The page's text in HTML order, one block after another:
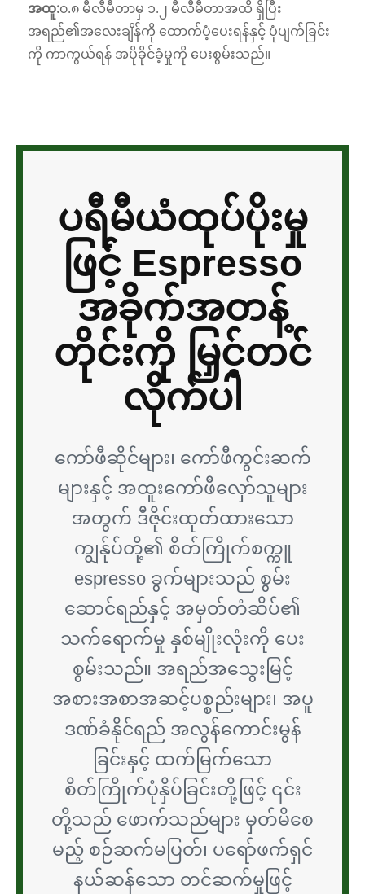
အထူ:၀.၈ မီလီမီတာမှ ၁.၂ မီလီမီတာအထိ ရှိပြီး
အရည်၏အလေးချိန်ကို ထောက်ပံ့ပေးရန်နှင့် ပုံပျက်ခြင်း
ကို ကာကွယ်ရန် အပိုခိုင်ခံ့မှုကို ပေးစွမ်းသည်။
ပရီမီယံထုပ်ပိုးမှု
ဖြင့် Espresso
အခိုက်အတန့်
တိုင်းကို မြှင့်တင်
လိုက်ပါ
ကော်ဖီဆိုင်များ၊ ကော်ဖီကွင်းဆက်
များနှင့် အထူးကော်ဖီလှော်သူများ
အတွက် ဒီဇိုင်းထုတ်ထားသော
ကျွန်ုပ်တို့၏ စိတ်ကြိုက်စက္ကူ
espresso ခွက်များသည် စွမ်း
ဆောင်ရည်နှင့် အမှတ်တံဆိပ်၏
သက်ရောက်မှု နှစ်မျိုးလုံးကို ပေး
စွမ်းသည်။ အရည်အသွေးမြင့်
အစားအစာအဆင့်ပစ္စည်းများ၊ အပူ
ဒဏ်ခံနိုင်ရည် အလွန်ကောင်းမွန်
ခြင်းနှင့် ထက်မြက်သော
စိတ်ကြိုက်ပုံနှိပ်ခြင်းတို့ဖြင့် ၎င်း
တို့သည် ဖောက်သည်များ မှတ်မိစေ
မည့် စဉ်ဆက်မပြတ်၊ ပရော်ဖက်ရှင်
နယ်ဆန်သော တင်ဆက်မှုဖြင့်